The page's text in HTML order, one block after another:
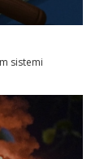
sistemi